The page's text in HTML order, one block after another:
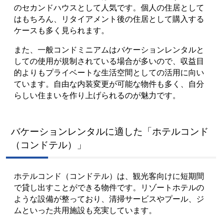
のセカンドハウスとして人気です。個人の住居として
はもちろん、リタイアメント後の住居として購入する
ケースも多く見られます。
また、一般コンドミニアムはバケーションレンタルと
しての使用が規制されている場合が多いので、収益目
的よりもプライベートな生活空間としての活用に向い
ています。自由な内装変更が可能な物件も多く、自分
らしい住まいを作り上げられるのが魅力です。
バケーションレンタルに適した「ホテルコンド
（コンドテル）」
ホテルコンド（コンドテル）は、観光客向けに短期間
で貸し出すことができる物件です。リゾートホテルの
ような設備が整っており、清掃サービスやプール、ジ
ムといった共用施設も充実しています。